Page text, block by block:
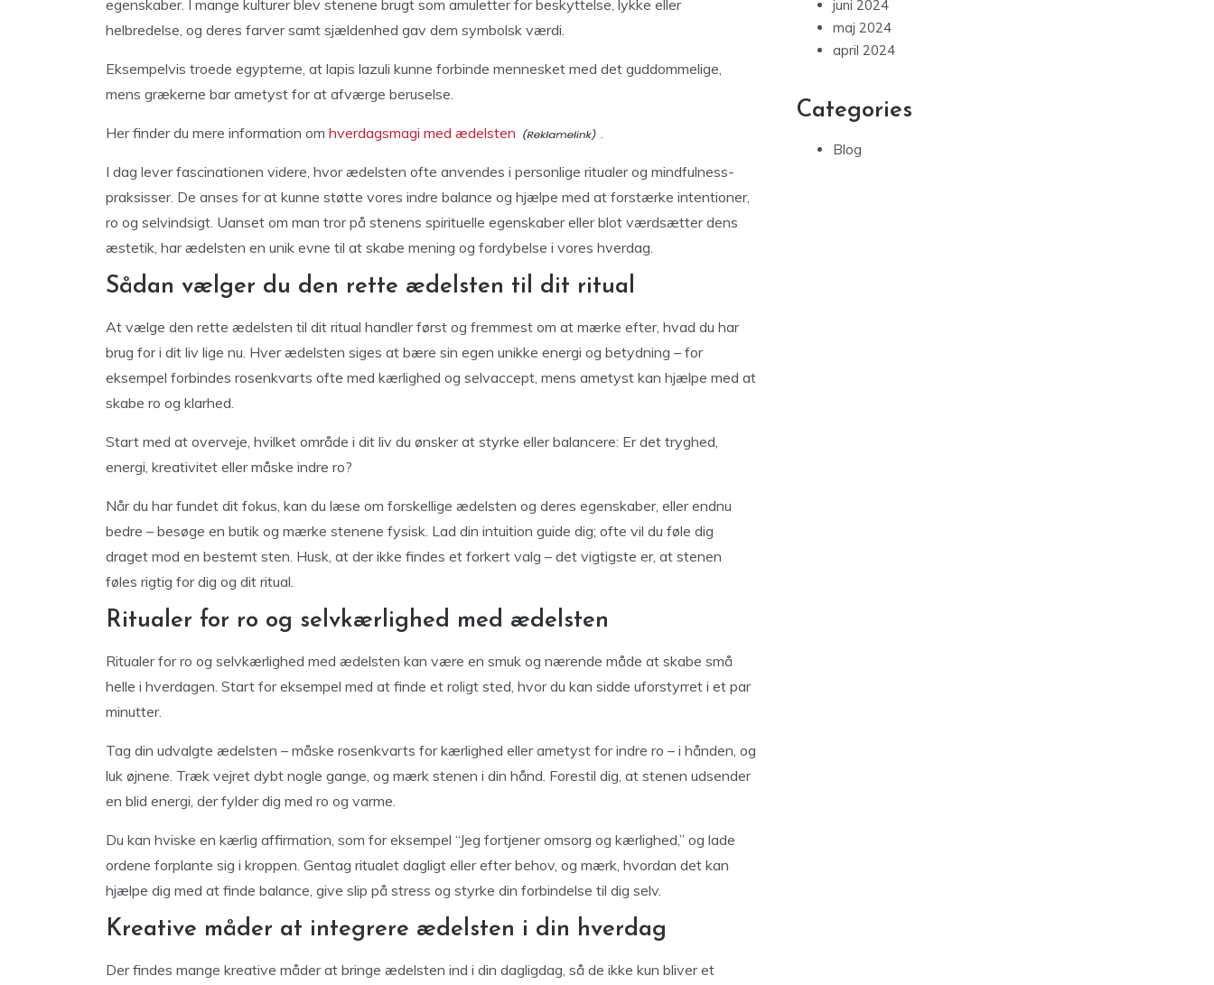
egenskaber. I mange kulturer blev stenene brugt som amuletter for beskyttelse, lykke eller
helbredelse, og deres farver samt sjældenhed gav dem symbolsk værdi.
Eksempelvis troede egypterne, at lapis lazuli kunne forbinde mennesket med det guddommelige,
mens grækerne bar ametyst for at afværge beruselse.
Her finder du mere information om hverdagsmagi med ædelsten .
I dag lever fascinationen videre, hvor ædelsten ofte anvendes i personlige ritualer og mindfulness-
praksisser. De anses for at kunne støtte vores indre balance og hjælpe med at forstærke intentioner,
ro og selvindsigt. Uanset om man tror på stenens spirituelle egenskaber eller blot værdsætter dens
æstetik, har ædelsten en unik evne til at skabe mening og fordybelse i vores hverdag.
Sådan vælger du den rette ædelsten til dit ritual
At vælge den rette ædelsten til dit ritual handler først og fremmest om at mærke efter, hvad du har
brug for i dit liv lige nu. Hver ædelsten siges at bære sin egen unikke energi og betydning – for
eksempel forbindes rosenkvarts ofte med kærlighed og selvaccept, mens ametyst kan hjælpe med at
skabe ro og klarhed.
Start med at overveje, hvilket område i dit liv du ønsker at styrke eller balancere: Er det tryghed,
energi, kreativitet eller måske indre ro?
Når du har fundet dit fokus, kan du læse om forskellige ædelsten og deres egenskaber, eller endnu
bedre – besøge en butik og mærke stenene fysisk. Lad din intuition guide dig; ofte vil du føle dig
draget mod en bestemt sten. Husk, at der ikke findes et forkert valg – det vigtigste er, at stenen
føles rigtig for dig og dit ritual.
Ritualer for ro og selvkærlighed med ædelsten
Ritualer for ro og selvkærlighed med ædelsten kan være en smuk og nærende måde at skabe små
helle i hverdagen. Start for eksempel med at finde et roligt sted, hvor du kan sidde uforstyrret i et par
minutter.
Tag din udvalgte ædelsten – måske rosenkvarts for kærlighed eller ametyst for indre ro – i hånden, og
luk øjnene. Træk vejret dybt nogle gange, og mærk stenen i din hånd. Forestil dig, at stenen udsender
en blid energi, der fylder dig med ro og varme.
Du kan hviske en kærlig affirmation, som for eksempel “Jeg fortjener omsorg og kærlighed,” og lade
ordene forplante sig i kroppen. Gentag ritualet dagligt eller efter behov, og mærk, hvordan det kan
hjælpe dig med at finde balance, give slip på stress og styrke din forbindelse til dig selv.
Kreative måder at integrere ædelsten i din hverdag
Der findes mange kreative måder at bringe ædelsten ind i din dagligdag, så de ikke kun bliver et
juni 2024
maj 2024
april 2024
Categories
Blog